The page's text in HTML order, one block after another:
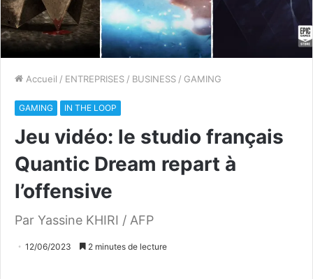
Accueil / ENTREPRISES / BUSINESS / GAMING
GAMING IN THE LOOP
Jeu vidéo: le studio français
Quantic Dream repart à
l’offensive
Par Yassine KHIRI / AFP
12/06/2023 2 minutes de lecture